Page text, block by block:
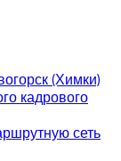
(Химки)
кадрового
сеть